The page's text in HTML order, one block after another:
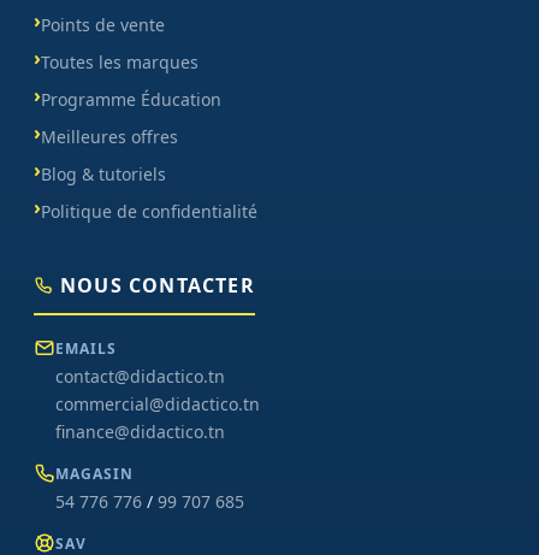
Points de vente
Toutes les marques
Programme Éducation
Meilleures offres
Blog & tutoriels
Politique de confidentialité
NOUS CONTACTER
EMAILS
contact@didactico.tn
commercial@didactico.tn
finance@didactico.tn
MAGASIN
54 776 776 / 99 707 685
SAV